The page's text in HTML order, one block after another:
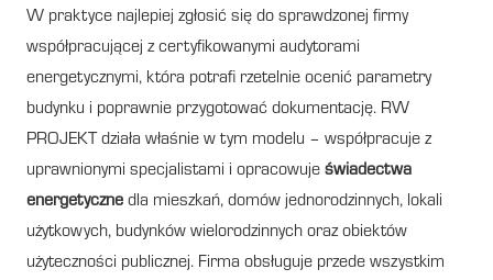
W praktyce najlepiej zgłosić się do sprawdzonej firmy
współpracującej z certyfikowanymi audytorami
energetycznymi, która potrafi rzetelnie ocenić parametry
budynku i poprawnie przygotować dokumentację. RW
PROJEKT działa właśnie w tym modelu – współpracuje z
uprawnionymi specjalistami i opracowuje świadectwa
energetyczne dla mieszkań, domów jednorodzinnych, lokali
użytkowych, budynków wielorodzinnych oraz obiektów
użyteczności publicznej. Firma obsługuje przede wszystkim